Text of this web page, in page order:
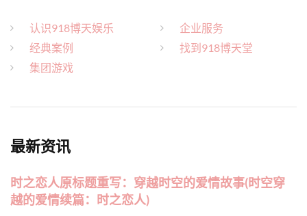
认识918博天娱乐
经典案例
集团游戏
企业服务
找到918博天堂
最新资讯
时之恋人原标题重写：穿越时空的爱情故事(时空穿
越的爱情续篇：时之恋人)